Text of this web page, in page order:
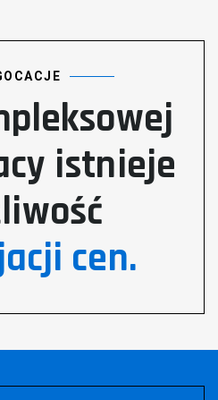
istnieje
cen.